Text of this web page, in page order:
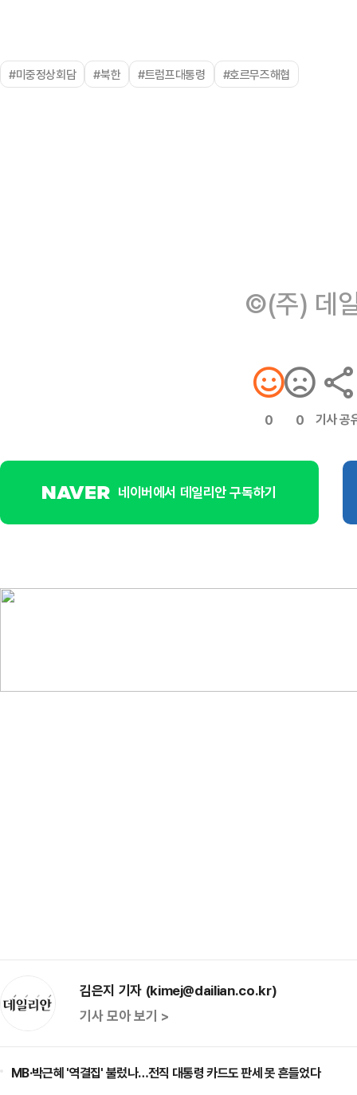
#미중정상회담 #북한 #트럼프대통령 #호르무즈해협
©(주) 데
0 0 기사 공
네이버에서 데일리안 구독하기
김은지 기자 (kimej@dailian.co.kr)
기사 모아 보기 >
MB·박근혜 '역결집' 불렀나…전직 대통령 카드도 판세 못 흔들었다